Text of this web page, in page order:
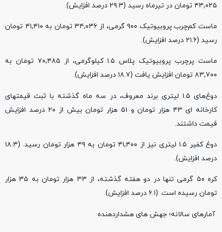
۴۳,۰۲۵ تومان در تیرماه رسید (۲۹.۳ درصد افزایش).
ماست کم‌چرب پروبیوتیک ۹۰۰ گرمی، از ۳۴,۰۳۶ تومان به ۴۱,۴۱۰ تومان
رسید (۲۱.۶ درصد افزایش).
ماست پرچرب پروبیوتیک پلاس ۱.۵ کیلوگرمی، از ۷۰,۴۸۵ تومان به
۸۳,۷۰۰ تومان افزایش یافت (۱۸.۷ درصد افزایش).
دوغ‌های ۱.۵ لیتری برند معروف، در سه ماه گذشته با ثبت قیمتهای
کارخانه ای ۴۳ هزار تومان و ۵۱ هزار تومان بیش از ۲۰ درصد افزایش
قیمت داشتند.
دوغ کفیر ۱.۵ لیتری نیز از ۴۱,۴۰۰ تومان به ۴۹ هزار تومان رسید. (۱۸.۳
درصد افزایش).
کره ۵۰ گرمی تنها در دو هفته گذشته، از ۳۳ هزار تومان به ۳۵ هزار
تومان رسیده است. (۶.۱ درصد افزایش).
آمارهای سالانه؛ جهش‌ های هشداردهنده